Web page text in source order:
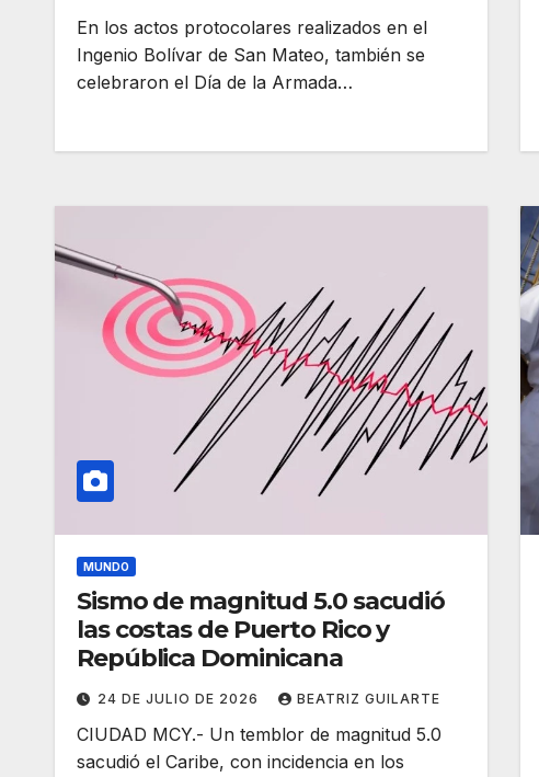
En los actos protocolares realizados en el
Ingenio Bolívar de San Mateo, también se
celebraron el Día de la Armada…
MUNDO
Sismo de magnitud 5.0 sacudió
las costas de Puerto Rico y
República Dominicana
24 DE JULIO DE 2026 BEATRIZ GUILARTE
CIUDAD MCY.- Un temblor de magnitud 5.0
sacudió el Caribe, con incidencia en los